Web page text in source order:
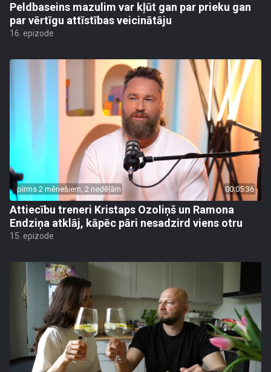
Peldbaseins mazulim var kļūt gan par prieku gan
par vērtīgu attīstības veicinātāju
16. epizode
pirms 2 mēnešiem, 2 nedēļām 00:05:36
Attiecību treneri Kristaps Ozoliņš un Ramona
Endziņa atklāj, kāpēc pāri nesadzird viens otru
15. epizode